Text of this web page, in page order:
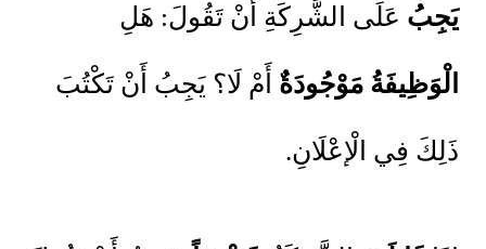
يَجِبُ عَلَى الشَّرِكَةِ أَنْ تَقُولَ: هَلِ
الْوَظِيفَةُ مَوْجُودَةٌ أَمْ لَا؟ يَجِبُ أَنْ تَكْتُبَ
ذَلِكَ فِي الْإعْلَانِ.